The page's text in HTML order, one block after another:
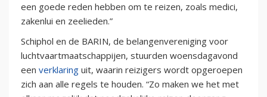
een goede reden hebben om te reizen, zoals medici,
zakenlui en zeelieden.”
Schiphol en de BARIN, de belangenvereniging voor
luchtvaartmaatschappijen, stuurden woensdagavond
een verklaring uit, waarin reizigers wordt opgeroepen
zich aan alle regels te houden. “Zo maken we het met